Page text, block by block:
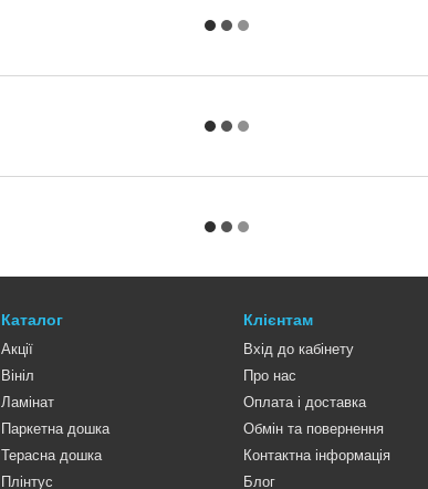
Каталог
Акції
Вініл
Ламінат
Паркетна дошка
Терасна дошка
Плінтус
Клієнтам
Вхід до кабінету
Про нас
Оплата і доставка
Обмін та повернення
Контактна інформація
Блог